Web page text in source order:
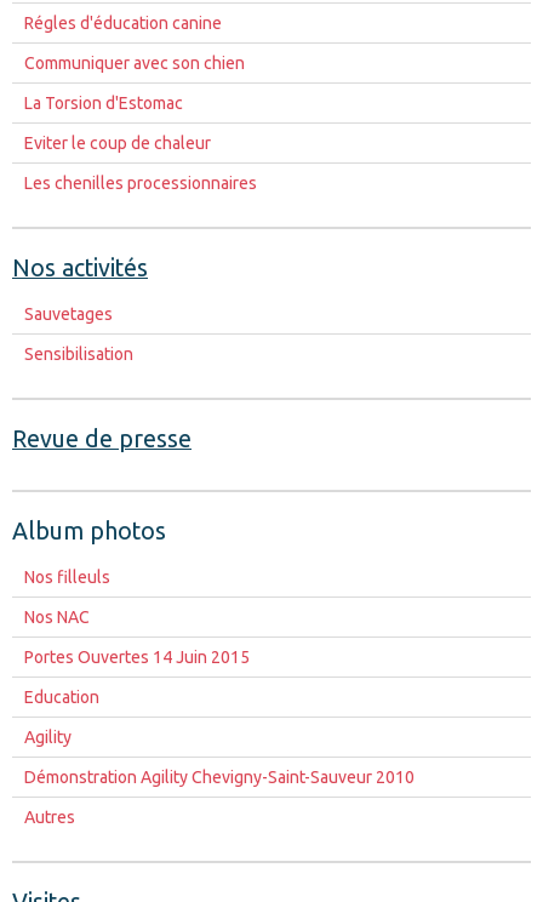
Régles d'éducation canine
Communiquer avec son chien
La Torsion d'Estomac
Eviter le coup de chaleur
Les chenilles processionnaires
Nos activités
Sauvetages
Sensibilisation
Revue de presse
Album photos
Nos filleuls
Nos NAC
Portes Ouvertes 14 Juin 2015
Education
Agility
Démonstration Agility Chevigny-Saint-Sauveur 2010
Autres